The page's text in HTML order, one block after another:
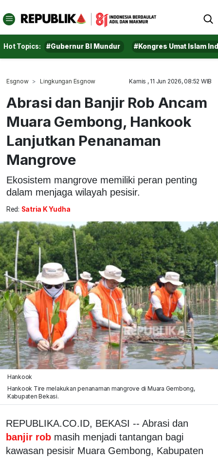
Hot Topics: #Gubernur BI Mundur #Kongres Umat Islam
Esgnow Lingkungan Esgnow Kamis , 11 Jun 2026, 08:52 WIB
Abrasi dan Banjir Rob Ancam
Muara Gembong, Hankook
Lanjutkan Penanaman
Mangrove
Ekosistem mangrove memiliki peran penting
dalam menjaga wilayah pesisir.
Red: Satria K Yudha
Hankook
Hankook Tire melakukan penanaman mangrove di Muara Gembong,
Kabupaten Bekasi.
REPUBLIKA.CO.ID, BEKASI -- Abrasi dan
banjir rob masih menjadi tantangan bagi
kawasan pesisir Muara Gembong, Kabupaten